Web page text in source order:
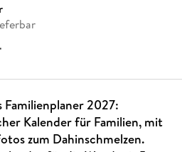
*
Familienplaner 2027:
Kalender für Familien, mit
zum Dahinschmelzen.